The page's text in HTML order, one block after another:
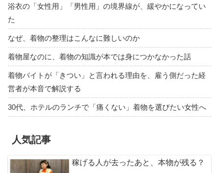
浴衣の「女性用」「男性用」の境界線が、緩やかになってい
た
なぜ、着物の整理はこんなに難しいのか
着物屋なのに、着物の知識が本では身につかなかった話
着物バイトが「きつい」と言われる理由を、雇う側だった経
営者が本音で解説する
30代、ホテルのランチで「痛くない」着物を選びたい女性へ
人気記事
稼げる人が去ったあと、本物が残る？